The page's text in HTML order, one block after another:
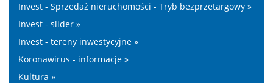
Invest - Sprzedaż nieruchomości - Tryb bezprzetargowy »
Invest - slider »
Invest - tereny inwestycyjne »
Koronawirus - informacje »
Kultura »